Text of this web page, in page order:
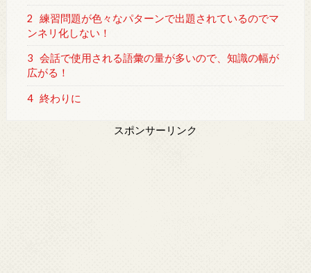
2
練習問題が色々なパターンで出題されているのでマ
ンネリ化しない！
3 会話で使用される語彙の量が多いので、知識の幅が
広がる！
4 終わりに
スポンサーリンク